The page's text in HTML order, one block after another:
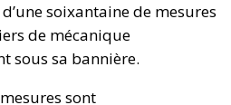
soixantaine de mesures
de mécanique
sous sa bannière.
sont